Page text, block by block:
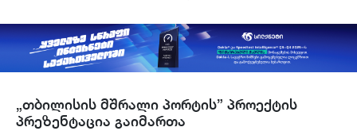
„თბილისის მშრალი პორტის” პროექტის
პრეზენტაცია გაიმართა